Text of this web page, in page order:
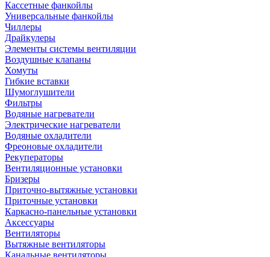
Кассетные фанкойлы
Универсальные фанкойлы
Чиллеры
Драйкулеры
Элементы системы вентиляции
Воздушные клапаны
Хомуты
Гибкие вставки
Шумоглушители
Фильтры
Водяные нагреватели
Электрические нагреватели
Водяные охладители
Фреоновые охладители
Рекуператоры
Вентиляционные установки
Бризеры
Приточно-вытяжные установки
Приточные установки
Каркасно-панельные установки
Аксессуары
Вентиляторы
Вытяжные вентиляторы
Канальные вентиляторы